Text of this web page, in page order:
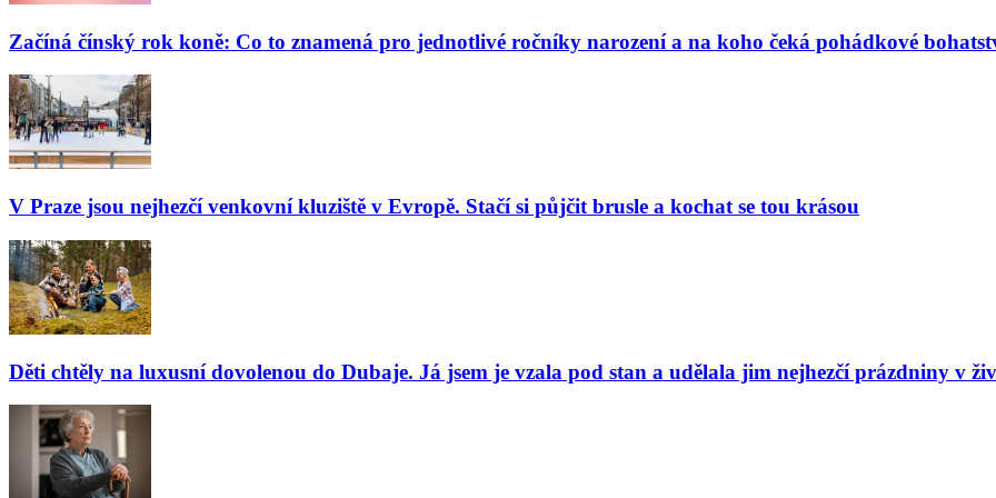
Začíná čínský rok koně: Co to znamená pro jednotlivé ročníky narození a na koho čeká pohádkové
V Praze jsou nejhezčí venkovní kluziště v Evropě. Stačí si půjčit brusle a kochat se tou krásou
Děti chtěly na luxusní dovolenou do Dubaje. Já jsem je vzala pod stan a udělala jim nejhezčí prázdniny v